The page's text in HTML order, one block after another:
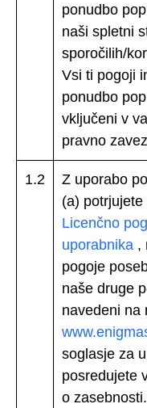
ponudbo
naši spletni
sporočilih/
Vsi ti pogoji
ponudbo
vključeni v
pravno
1.2
Z uporabo
(a)
Licenčno
uporabnika ,
pogoje
naše druge
navedeni na
soglasje za
posredujete
o zasebnosti.